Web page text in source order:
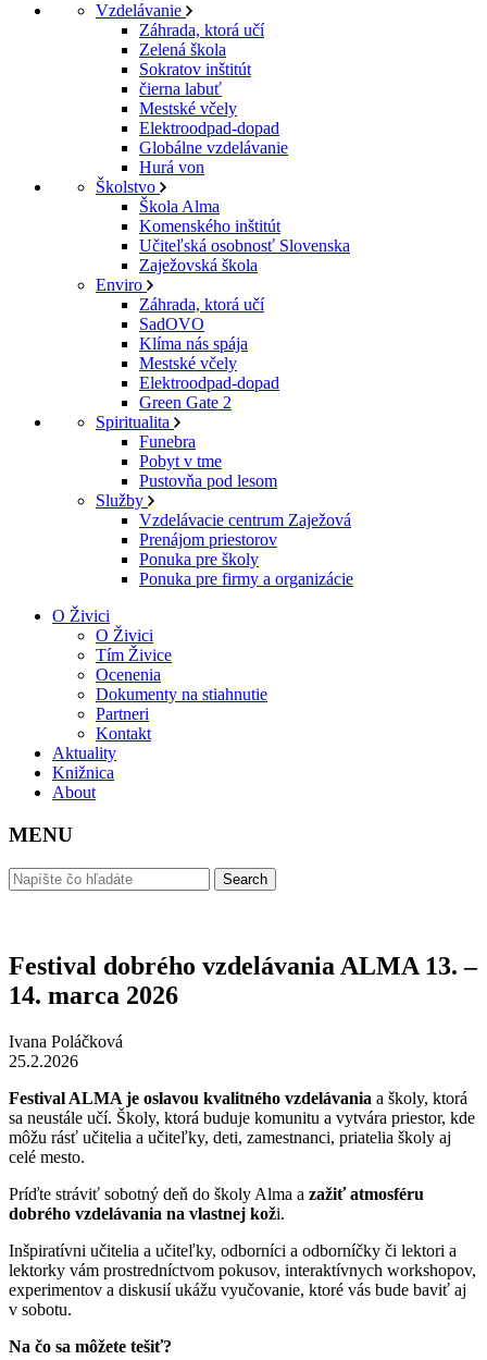
Vzdelávanie
Záhrada, ktorá učí
Zelená škola
Sokratov inštitút
čierna labuť
Mestské včely
Elektroodpad-dopad
Globálne vzdelávanie
Hurá von
Školstvo
Škola Alma
Komenského inštitút
Učiteľská osobnosť Slovenska
Zaježovská škola
Enviro
Záhrada, ktorá učí
SadOVO
Klíma nás spája
Mestské včely
Elektroodpad-dopad
Green Gate 2
Spiritualita
Funebra
Pobyt v tme
Pustovňa pod lesom
Služby
Vzdelávacie centrum Zaježová
Prenájom priestorov
Ponuka pre školy
Ponuka pre firmy a organizácie
O Živici
O Živici
Tím Živice
Ocenenia
Dokumenty na stiahnutie
Partneri
Kontakt
Aktuality
Knižnica
About
MENU
Festival dobrého vzdelávania ALMA 13. –
14. marca 2026
Ivana Poláčková
25.2.2026
Festival ALMA je oslavou kvalitného vzdelávania a školy, ktorá
sa neustále učí. Školy, ktorá buduje komunitu a vytvára priestor, kde
môžu rásť učitelia a učiteľky, deti, zamestnanci, priatelia školy aj
celé mesto.
Príďte stráviť sobotný deň do školy Alma a zažiť atmosféru
dobrého vzdelávania na vlastnej koži.
Inšpiratívni učitelia a učiteľky, odborníci a odborníčky či lektori a
lektorky vám prostredníctvom pokusov, interaktívnych workshopov,
experimentov a diskusií ukážu vyučovanie, ktoré vás bude baviť aj
v sobotu.
Na čo sa môžete tešiť?